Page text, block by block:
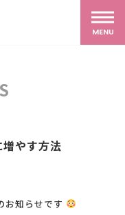
MENU
やす方法
お知らせです